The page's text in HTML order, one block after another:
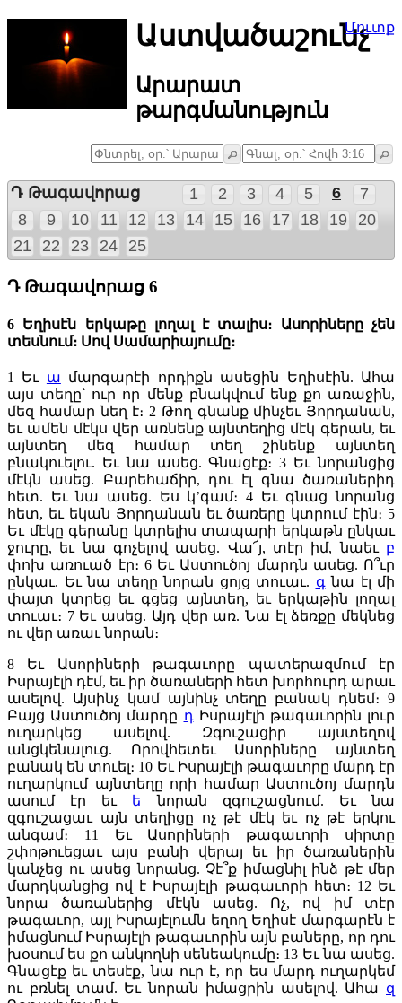
Աստվածաշունչ
Արարատ
թարգմանություն
Մուտք
Դ Թագավորաց 1 2 3 4 5 6
7
8
9 10 11 12 13 14 15 16 17 18 19
20
21
22 23 24 25
Դ Թագավորաց 6
6 Եղիսէն երկաթը լողալ է տալիս։ Ասորիները չեն
տեսնում։ Սով Սամարիայումը։
1 Եւ ա մարգարէի որդիքն ասեցին Եղիսէին. Ահա
այս տեղը՝ ուր որ մենք բնակվում ենք քո առաջին,
մեզ համար նեղ է։ 2 Թող գնանք մինչեւ Յորդանան,
եւ ամեն մէկս վեր առնենք այնտեղից մէկ գերան, եւ
այնտեղ մեզ համար տեղ շինենք այնտեղ
բնակուելու. Եւ նա ասեց. Գնացէք։3 Եւ նորանցից
մէկն ասեց. Բարեհաճիր, դու էլ գնա ծառաներիդ
հետ. Եւ նա ասեց. Ես կ’գամ։ 4 Եւ գնաց նորանց
հետ, եւ եկան Յորդանան եւ ծառերը կտրում էին։ 5
Եւ մէկը գերանը կտրելիս տապարի երկաթն ընկաւ
ջուրը, եւ նա գոչելով ասեց. Վա՜յ, տէր իմ, նաեւ բ
փոխ առուած էր։ 6 Եւ Աստուծոյ մարդն ասեց. Ո՞ւր
ընկաւ. Եւ նա տեղը նորան ցոյց տուաւ. գ նա էլ մի
փայտ կտրեց եւ գցեց այնտեղ, եւ երկաթին լողալ
տուաւ։ 7 Եւ ասեց. Այդ վեր առ. Նա էլ ձեռքը մեկնեց
ու վեր առաւ նորան։
8
Եւ Ասորիների թագաւորը պատերազմում էր
Իսրայէլի դէմ, եւ իր ծառաների հետ խորհուրդ արաւ
ասելով. Այսինչ կամ այնինչ տեղը բանակ դնեմ։ 9
Բայց Աստուծոյ մարդը դ Իսրայէլի թագաւորին լուր
ուղարկեց ասելով. Զգուշացիր այստեղով
անցկենալուց. Որովհետեւ Ասորիները այնտեղ
բանակ են տուել։ 10 Եւ Իսրայէլի թագաւորը մարդ էր
ուղարկում այնտեղը որի համար Աստուծոյ մարդն
ասում էր եւ ե
նորան զգուշացնում. Եւ նա
զգուշացաւ այն տեղիցը ոչ թէ մէկ եւ ոչ թէ երկու
անգամ։ 11
Եւ Ասորիների թագաւորի սիրտը
շփոթուեցաւ այս բանի վերայ եւ իր ծառաներին
կանչեց ու ասեց նորանց. Չէ՞ք իմացնիլ ինձ թէ մեր
մարդկանցից ով է Իսրայէլի թագաւորի հետ։ 12 Եւ
նորա ծառաներից մէկն ասեց. Ոչ, ով իմ տէր
թագաւոր, այլ Իսրայէլումն եղող Եղիսէ մարգարէն է
իմացնում Իսրայէլի թագաւորին այն բաները, որ դու
խօսում ես քո անկողնի սենեակումը։ 13 Եւ նա ասեց.
Գնացէք եւ տեսէք, նա ուր է, որ ես մարդ ուղարկեմ
ու բռնել տամ. Եւ նորան իմացրին ասելով. Ահա զ